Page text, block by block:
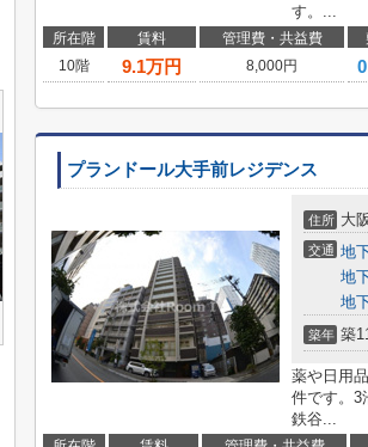
す。...
所在階 賃料 管理費・共益費
10階
9.1万円 8,000円
プランドール大手前レジデンス
住所 大
交通 地
地
地
築年 築
薬や日用
件です。3
鉄谷...